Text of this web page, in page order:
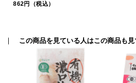
862円（税込）
この商品を見ている人はこの商品も